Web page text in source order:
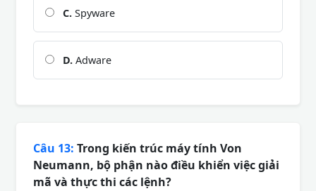
C. Spyware
D. Adware
Câu 13: Trong kiến trúc máy tính Von
Neumann, bộ phận nào điều khiển việc giải
mã và thực thi các lệnh?